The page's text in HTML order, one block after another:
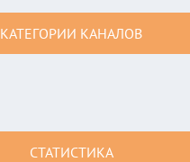
КАТЕГОРИИ КАНАЛОВ
СТАТИСТИКА